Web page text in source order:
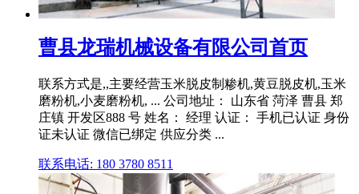
曹县龙瑞机械设备有限公司首页
联系方式是,,主要经营玉米脱皮制糁机,黄豆脱皮机,玉米
磨粉机,小麦磨粉机, ... 公司地址： 山东省 菏泽 曹县 郑
庄镇 开发区888 号 姓名： 经理 认证： 手机已认证 身份
证未认证 微信已绑定 供应分类 ...
联系电话: 180 3780 8511